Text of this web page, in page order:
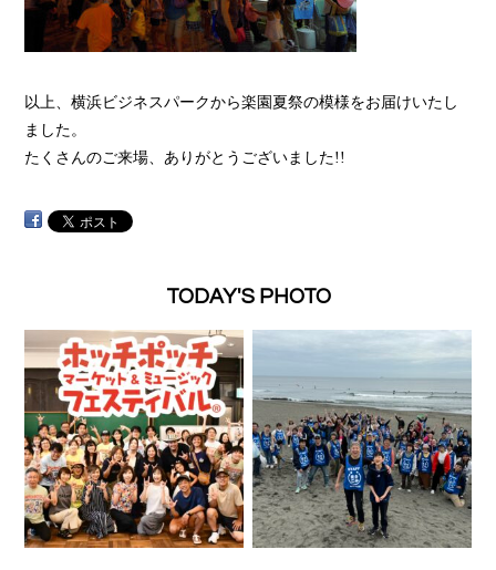
以上、横浜ビジネスパークから楽園夏祭の模様をお届けいたし
ました。
たくさんのご来場、ありがとうございました!!
TODAY'S PHOTO